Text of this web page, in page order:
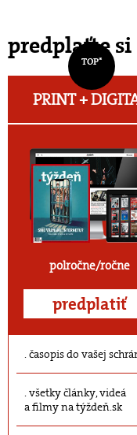
predplaťte
TOP*
PRINT +
polročne/ročne
predplatiť
časopis do vašej
všetky články, videá
a filmy na týždeň.sk